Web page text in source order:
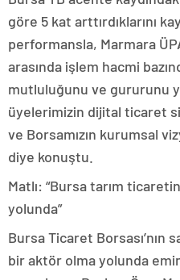
göre 5 kat arttırdıklarını
performansla, Marmara
arasında işlem hacmi
mutluluğunu ve gururunu
üyelerimizin dijital ticaret
ve Borsamızın kurumsal
diye konuştu.
Matlı: “Bursa tarım
yolunda”
Bursa Ticaret Borsası’nın
bir aktör olma yolunda